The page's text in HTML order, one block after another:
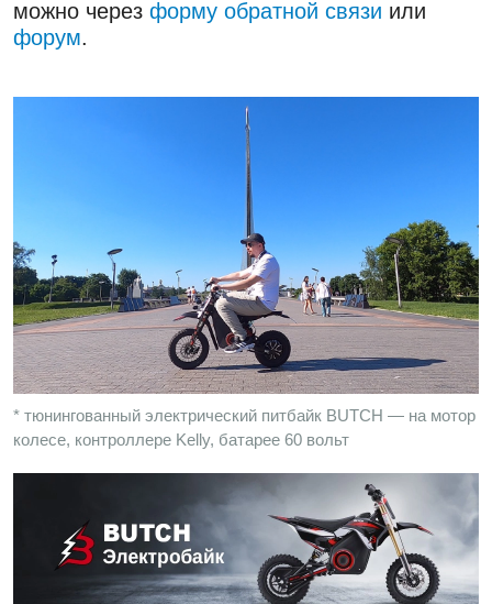
можно через форму обратной связи или
форум.
* тюнингованный электрический питбайк BUTCH — на мотор
колесе, контроллере Kelly, батарее 60 вольт